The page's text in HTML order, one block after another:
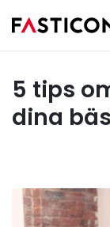
Ta del av vår
5 tips
dina